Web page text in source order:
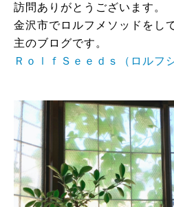
訪問ありがとうございます。
金沢市でロルフメソッドをし
主のブログです。
ＲｏｌｆＳｅｅｄｓ（ロルフ